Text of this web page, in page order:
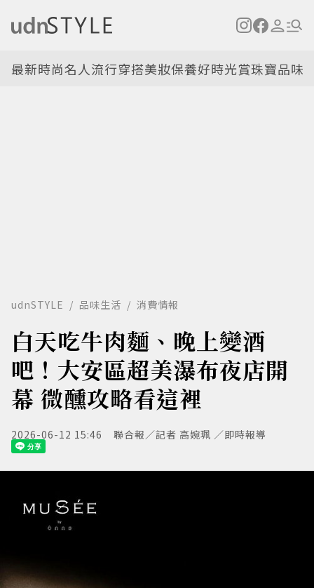
最新時尚名人流行穿搭美妝保養好時光賞珠寶品味
udnSTYLE 品味生活 消費情報
白天吃牛肉麵、晚上變酒
吧！大安區超美瀑布夜店開
幕 微醺攻略看這裡
2026-06-12 15:46 聯合報／記者 高婉珮 ／即時報導